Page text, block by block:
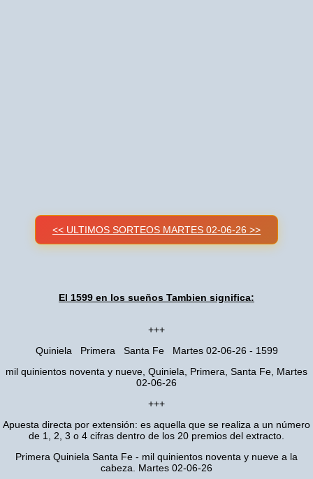
<< ULTIMOS SORTEOS MARTES 02-06-26 >>
El 1599 en los sueños Tambien significa:
+++
Quiniela Primera Santa Fe Martes 02-06-26 - 1599
mil quinientos noventa y nueve, Quiniela, Primera, Santa Fe, Martes
02-06-26
+++
Apuesta directa por extensión: es aquella que se realiza a un número
de 1, 2, 3 o 4 cifras dentro de los 20 premios del extracto.
Primera Quiniela Santa Fe - mil quinientos noventa y nueve a la
cabeza. Martes 02-06-26